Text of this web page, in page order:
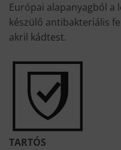
Európai alapanyagból a
készülő antibakteriális
akril kádtest.
TARTÓS